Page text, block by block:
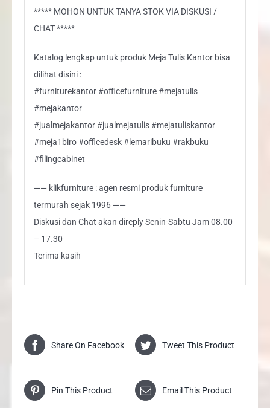
***** MOHON UNTUK TANYA STOK VIA DISKUSI /
CHAT *****
Katalog lengkap untuk produk Meja Tulis Kantor bisa
dilihat disini :
#furniturekantor #officefurniture #mejatulis
#mejakantor
#jualmejakantor #jualmejatulis #mejatuliskantor
#meja1biro #officedesk #lemaribuku #rakbuku
#filingcabinet
—— klikfurniture : agen resmi produk furniture
termurah sejak 1996 ——
Diskusi dan Chat akan direply Senin-Sabtu Jam 08.00
– 17.30
Terima kasih
Share On Facebook Tweet This Product
Pin This Product Email This Product